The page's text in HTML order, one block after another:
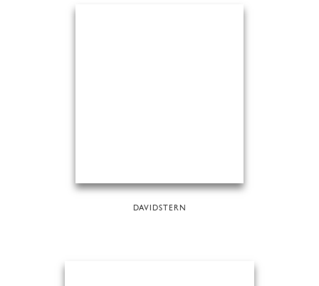
DAVIDSTERN